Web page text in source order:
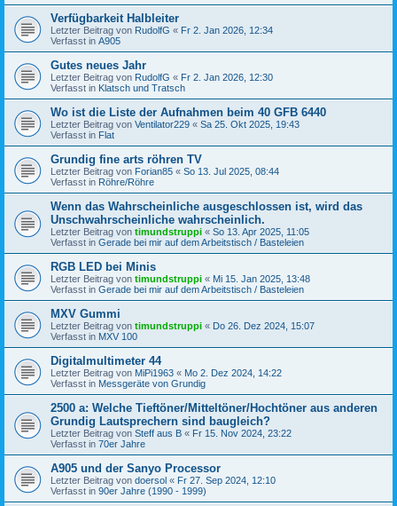
Verfügbarkeit Halbleiter
Letzter Beitrag von RudolfG « Fr 2. Jan 2026, 12:34
Verfasst in A905
Gutes neues Jahr
Letzter Beitrag von RudolfG « Fr 2. Jan 2026, 12:30
Verfasst in Klatsch und Tratsch
Wo ist die Liste der Aufnahmen beim 40 GFB 6440
Letzter Beitrag von Ventilator229 « Sa 25. Okt 2025, 19:43
Verfasst in Flat
Grundig fine arts röhren TV
Letzter Beitrag von Forian85 « So 13. Jul 2025, 08:44
Verfasst in Röhre/Röhre
Wenn das Wahrscheinliche ausgeschlossen ist, wird das
Unschwahrscheinliche wahrscheinlich.
Letzter Beitrag von timundstruppi « So 13. Apr 2025, 11:05
Verfasst in Gerade bei mir auf dem Arbeitstisch / Basteleien
RGB LED bei Minis
Letzter Beitrag von timundstruppi « Mi 15. Jan 2025, 13:48
Verfasst in Gerade bei mir auf dem Arbeitstisch / Basteleien
MXV Gummi
Letzter Beitrag von timundstruppi « Do 26. Dez 2024, 15:07
Verfasst in MXV 100
Digitalmultimeter 44
Letzter Beitrag von MiPi1963 « Mo 2. Dez 2024, 14:22
Verfasst in Messgeräte von Grundig
2500 a: Welche Tieftöner/Mitteltöner/Hochtöner aus anderen
Grundig Lautsprechern sind baugleich?
Letzter Beitrag von Steff aus B « Fr 15. Nov 2024, 23:22
Verfasst in 70er Jahre
A905 und der Sanyo Processor
Letzter Beitrag von doersol « Fr 27. Sep 2024, 12:10
Verfasst in 90er Jahre (1990 - 1999)